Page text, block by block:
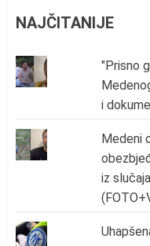
NAJČITANIJE
"Prisno
i
Medeni
iz